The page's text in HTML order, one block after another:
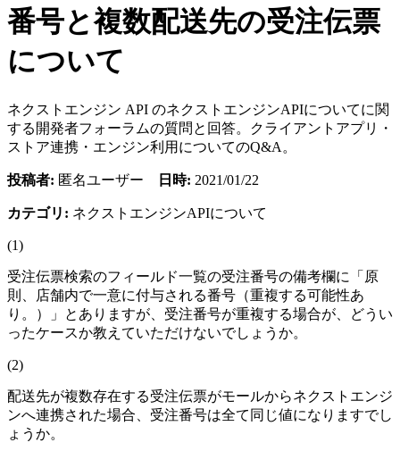
番号と複数配送先の受注伝票
について
ネクストエンジン API のネクストエンジンAPIについてに関
する開発者フォーラムの質問と回答。クライアントアプリ・
ストア連携・エンジン利用についてのQ&A。
投稿者: 匿名ユーザー 日時: 2021/01/22
カテゴリ: ネクストエンジンAPIについて
(1)
受注伝票検索のフィールド一覧の受注番号の備考欄に「原
則、店舗内で一意に付与される番号（重複する可能性あ
り。）」とありますが、受注番号が重複する場合が、どうい
ったケースか教えていただけないでしょうか。
(2)
配送先が複数存在する受注伝票がモールからネクストエンジ
ンへ連携された場合、受注番号は全て同じ値になりますでし
ょうか。